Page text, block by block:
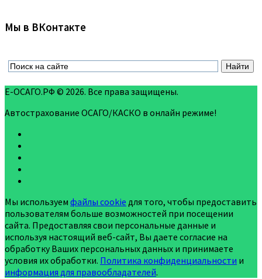
Мы в ВКонтакте
Е-ОСАГО.РФ © 2026. Все права защищены.
Автострахование ОСАГО/КАСКО в онлайн режиме!
Мы используем файлы cookie для того, чтобы предоставить
пользователям больше возможностей при посещении
сайта. Предоставляя свои персональные данные и
используя настоящий веб-сайт, Вы даете согласие на
обработку Ваших персональных данных и принимаете
условия их обработки. Политика конфиденциальности и
информация для правообладателей.